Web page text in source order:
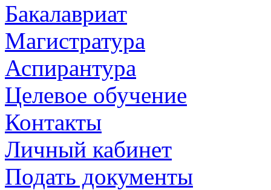
Бакалавриат
Магистратура
Аспирантура
Целевое обучение
Контакты
Личный кабинет
Подать документы